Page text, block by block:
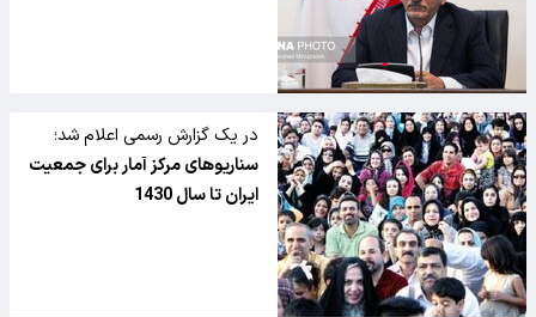
در یک گزارش رسمی اعلام شد؛
سناریوهای مرکز آمار برای جمعیت
ایران تا سال 1430